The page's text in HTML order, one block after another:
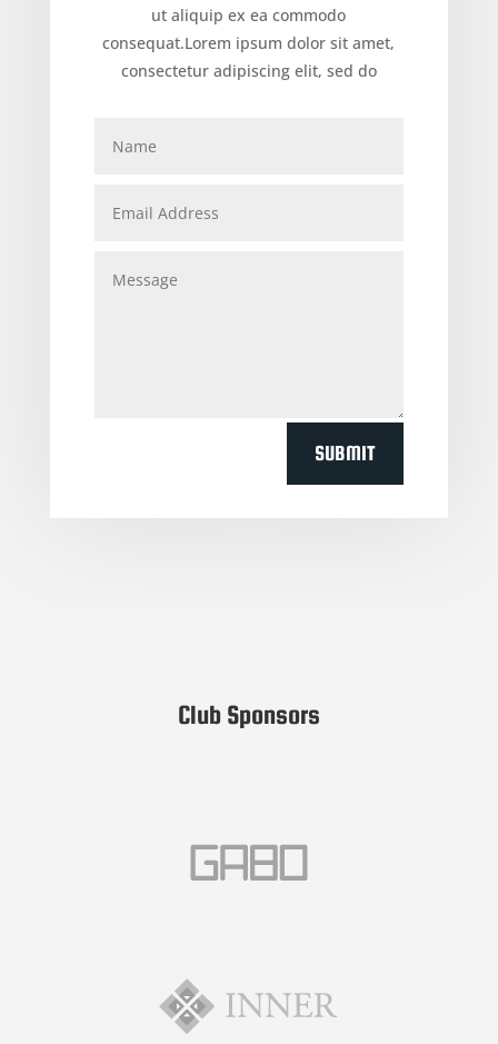
ut aliquip ex ea commodo
consequat.Lorem ipsum dolor sit amet,
consectetur adipiscing elit, sed do
SUBMIT
Club Sponsors